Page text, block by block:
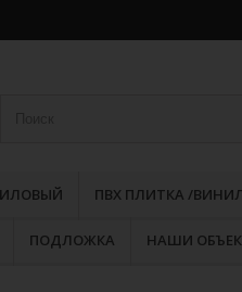
ПВХ ПЛИТКА /
ПОДЛОЖКА НАШИ